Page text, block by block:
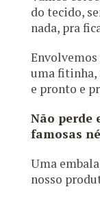
do tecido,
nada, pra
uma fitinha,
e pronto e
Não perde
famosas
Uma
nosso